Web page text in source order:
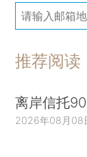
推荐阅读
离岸信托
2026年08月08